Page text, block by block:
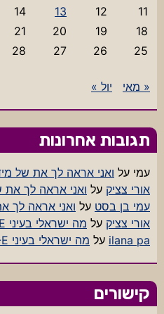
11
12
13
14
18
19
20
21
25
26
27
28
« מאי יול »
תגובות אחרונות
עמי על ואני אראה לך את של
אורי צציק על ואני אראה לך את
עמי בן בסט על ואני אראה לך
אורי צציק על מה ישראלי בעיני DALL-E
ilana pa על מה ישראלי בעיני DALL-E
קישורים